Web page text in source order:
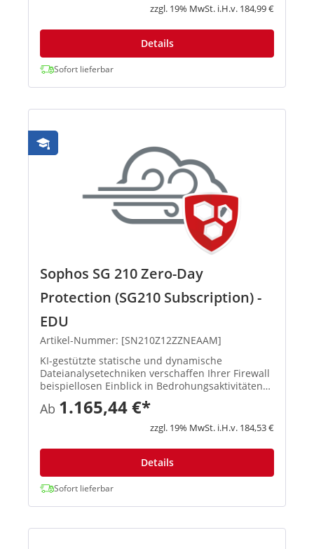
zzgl. 19% MwSt. i.H.v. 184,99 €
Details
Sofort lieferbar
Sophos SG 210 Zero-Day
Protection (SG210 Subscription) -
EDU
Artikel-Nummer: [SN210Z12ZZNEAAM]
KI-gestützte statische und dynamische
Dateianalysetechniken verschaffen Ihrer Firewall
beispiellosen Einblick in Bedrohungsaktivitäten
und identifizieren und blockieren so effektiv
Ransomware sowie andere bekannte und
unbekannte Bedrohungen. Mit d...
Ab 1.165,44 €*
zzgl. 19% MwSt. i.H.v. 184,53 €
Details
Sofort lieferbar